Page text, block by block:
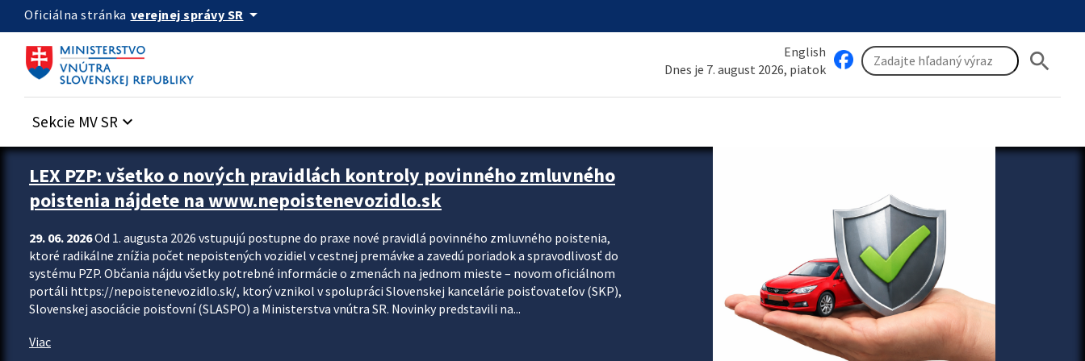
Preskocit na hlavný obsah
Oficiálna stránka verejnej správy SR arrow_drop_down
English
Dnes je 7. august 2026, piatok
search
Sekcie MV SR keyboard_arrow_down
Zastavit automatický posun upútavok
LEX PZP: všetko o nových pravidlách kontroly povinného zmluvného
poistenia nájdete na www.nepoistenevozidlo.sk
29. 06. 2026Od 1. augusta 2026 vstupujú postupne do praxe nové pravidlá povinného zmluvného poistenia,
ktoré radikálne znížia počet nepoistených vozidiel v cestnej premávke a zavedú poriadok a spravodlivosť do
systému PZP. Občania nájdu všetky potrebné informácie o zmenách na jednom mieste – novom oficiálnom
portáli https://nepoistenevozidlo.sk/, ktorý vznikol v spolupráci Slovenskej kancelárie poisťovateľov (SKP),
Slovenskej asociácie poisťovní (SLASPO) a Ministerstva vnútra SR. Novinky predstavili na...
Viac